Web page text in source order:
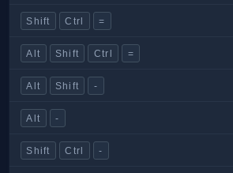
Shift Ctrl =
Alt Shift Ctrl =
Alt Shift -
Alt -
Shift Ctrl -